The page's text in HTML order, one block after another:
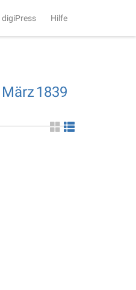
digiPress Hilfe
März 1839